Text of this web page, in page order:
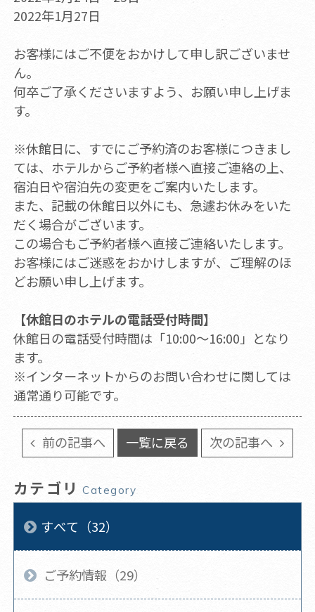
2022年1月27日
お客様にはご不便をおかけして申し訳ございませ
ん。
何卒ご了承くださいますよう、お願い申し上げま
す。
※休館日に、すでにご予約済のお客様につきまし
ては、ホテルからご予約者様へ直接ご連絡の上、
宿泊日や宿泊先の変更をご案内いたします。
また、記載の休館日以外にも、急遽お休みをいた
だく場合がございます。
この場合もご予約者様へ直接ご連絡いたします。
お客様にはご迷惑をおかけしますが、ご理解のほ
どお願い申し上げます。
【休館日のホテルの電話受付時間】
休館日の電話受付時間は「10:00～16:00」となり
ます。
※インターネットからのお問い合わせに関しては
通常通り可能です。
前の記事へ 一覧に戻る 次の記事へ
カテゴリ Category
すべて（32）
ご予約情報（29）